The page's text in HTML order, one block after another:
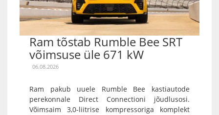
Ram tõstab Rumble Bee SRT
võimsuse üle 671 kW
06.08.2026
Ram pakub uuele Rumble Bee kastiautode
perekonnale Direct Connectioni jõudlusosi.
Võimsaim 3,0-liitrise kompressoriga komplekt